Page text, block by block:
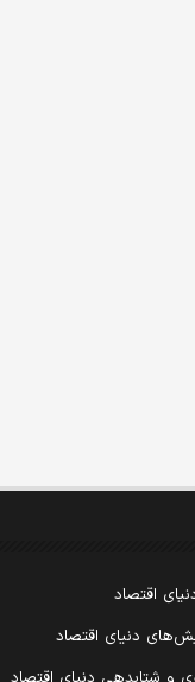
اقتصاد
دنیای اقتصاد